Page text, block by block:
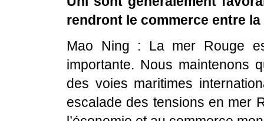
rendront le commerce entre
Mao Ning : La mer Rouge
importante. Nous maintenons
des voies maritimes
escalade des tensions en mer